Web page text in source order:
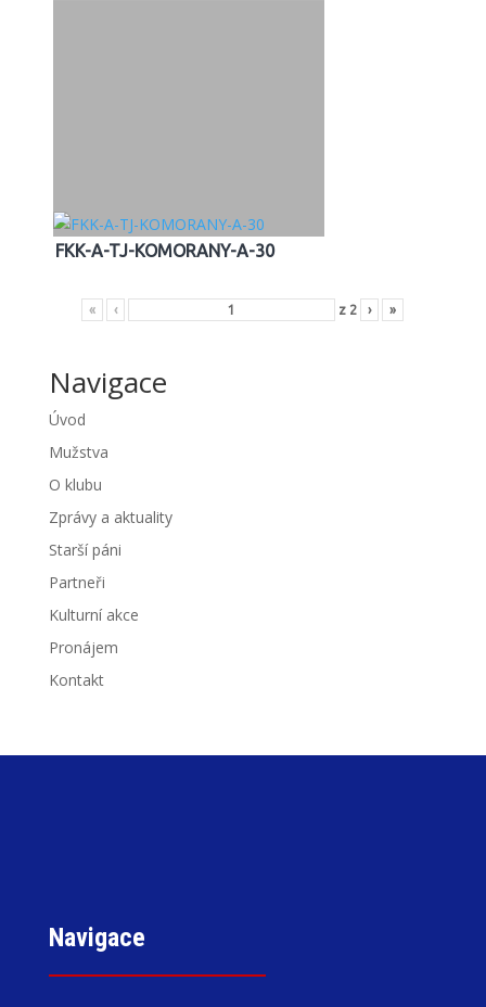
FKK-A-TJ-KOMORANY-A-30
« ‹ z 2 › »
Navigace
Úvod
Mužstva
O klubu
Zprávy a aktuality
Starší páni
Partneři
Kulturní akce
Pronájem
Kontakt
Navigace